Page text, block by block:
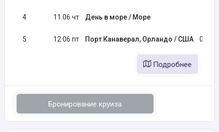
4 11.06 чт День в море / Море
5 12.06 пт Порт Канаверал, Орландо / США 06:00
Подробнее
Бронирование круиза